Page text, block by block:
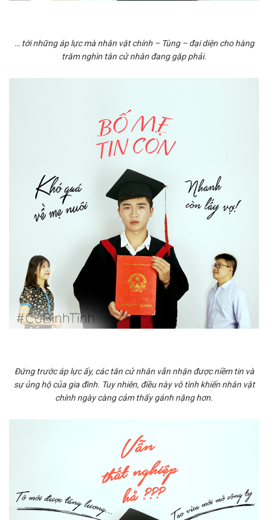
… tới những áp lực mà nhân vật chính – Tùng – đại diện cho hàng
trăm nghìn tân cử nhân đang gặp phải.
Đứng trước áp lực ấy, các tân cử nhân vẫn nhận được niềm tin và
sự ủng hộ của gia đình. Tuy nhiên, điều này vô tình khiến nhân vật
chính ngày càng cảm thấy gánh nặng hơn.